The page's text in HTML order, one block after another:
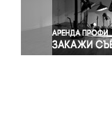
Экология